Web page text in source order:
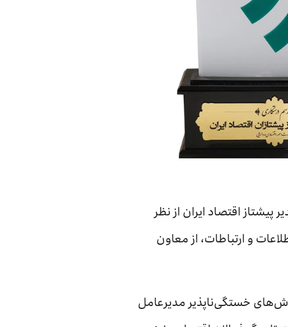
اقتصاد ایران از نظر
و ارتباطات، از معاون
خستگی‌ناپذیر مدیرعامل